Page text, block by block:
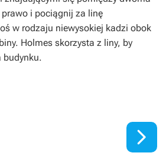
i pociągnij za linę
w rodzaju niewysokiej kadzi obok
Holmes skorzysta z liny, by
budynku.
